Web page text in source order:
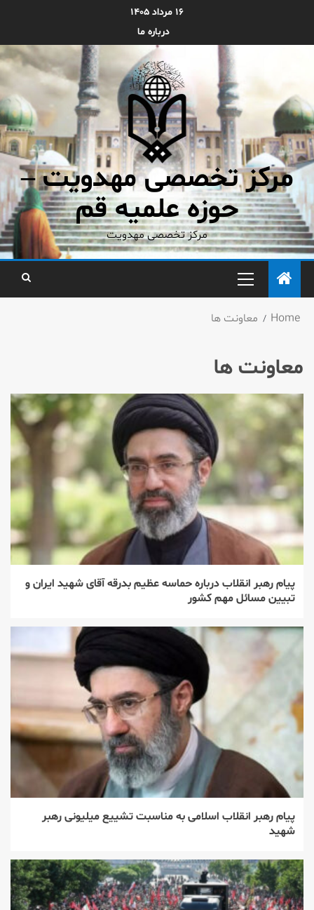
۱۶ مرداد ۱۴۰۵
درباره ما
مرکز تخصصی مهدویت –
حوزه علمیه قم
مرکز تخصصی مهدویت
Home معاونت ها
معاونت ها
پیام رهبر انقلاب درباره حماسه عظیم بدرقه آقای شهید ایران و
تبیین مسائل مهم کشور
پیام رهبر انقلاب اسلامی به مناسبت تشییع میلیونی رهبر
شهید